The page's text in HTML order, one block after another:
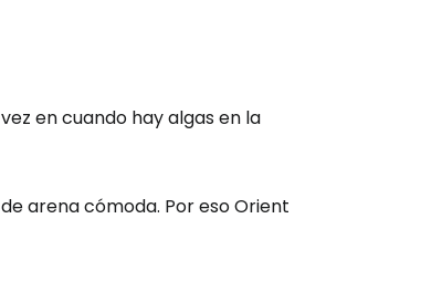
en cuando hay algas en la
arena cómoda. Por eso Orient